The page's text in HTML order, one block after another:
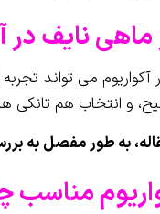
ماهی نایف در
آکواریوم می تواند
و انتخاب هم تانکی
به طور مفصل به
مناسب